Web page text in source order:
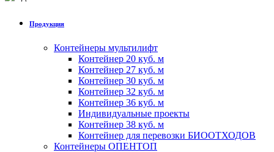
Продукция
Контейнеры мультилифт
Контейнер 20 куб. м
Контейнер 27 куб. м
Контейнер 30 куб. м
Контейнер 32 куб. м
Контейнер 36 куб. м
Индивидуальные проекты
Контейнер 38 куб. м
Контейнер для перевозки БИООТХОДОВ
Контейнеры ОПЕНТОП